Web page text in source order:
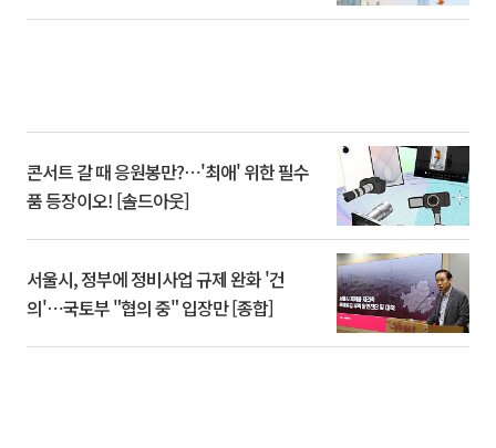
콘서트 갈 때 응원봉만?⋯'최애' 위한 필수
품 등장이오! [솔드아웃]
서울시, 정부에 정비사업 규제 완화 '건
의'⋯국토부 "협의 중" 입장만 [종합]